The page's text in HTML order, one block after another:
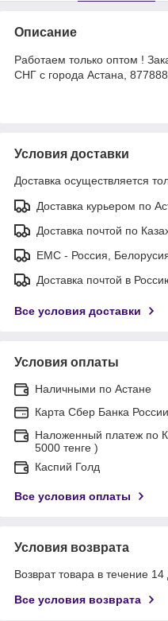
Описание
Работаем только оптом !
СНГ с города Астана,
Условия доставки
Доставка осуществляется
Доставка курьером по
Доставка почтой по
ЕМС - Россия,
Доставка почтой в
Все условия доставки
Условия оплаты
Наличными по Астане
Карта Сбер Банка России
Наложенный платеж по
5000 тенге )
Каспий Голд
Все условия оплаты
Условия возврата
Возврат товара в течение
Все условия возврата